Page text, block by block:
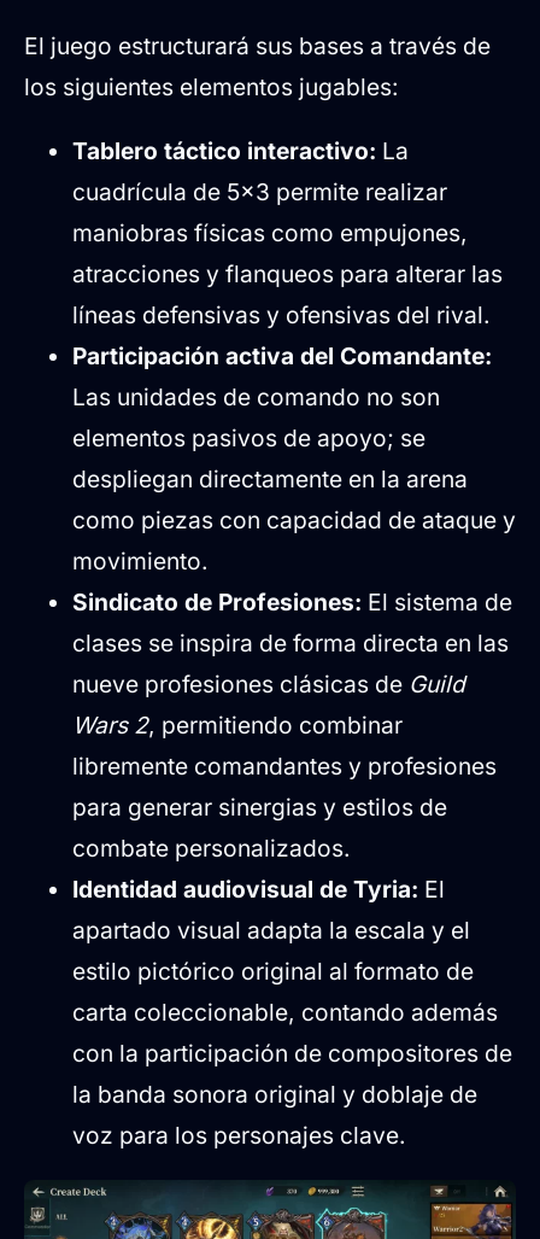
El juego estructurará sus bases a través de
los siguientes elementos jugables:
Tablero táctico interactivo: La
cuadrícula de 5x3 permite realizar
maniobras físicas como empujones,
atracciones y flanqueos para alterar las
líneas defensivas y ofensivas del rival.
Participación activa del Comandante:
Las unidades de comando no son
elementos pasivos de apoyo; se
despliegan directamente en la arena
como piezas con capacidad de ataque y
movimiento.
Sindicato de Profesiones: El sistema de
clases se inspira de forma directa en las
nueve profesiones clásicas de Guild
Wars 2, permitiendo combinar
libremente comandantes y profesiones
para generar sinergias y estilos de
combate personalizados.
Identidad audiovisual de Tyria: El
apartado visual adapta la escala y el
estilo pictórico original al formato de
carta coleccionable, contando además
con la participación de compositores de
la banda sonora original y doblaje de
voz para los personajes clave.